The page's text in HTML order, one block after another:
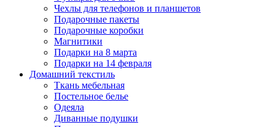
Чехлы для телефонов и планшетов
Подарочные пакеты
Подарочные коробки
Магнитики
Подарки на 8 марта
Подарки на 14 февраля
Домашний текстиль
Ткань мебельная
Постельное белье
Одеяла
Диванные подушки